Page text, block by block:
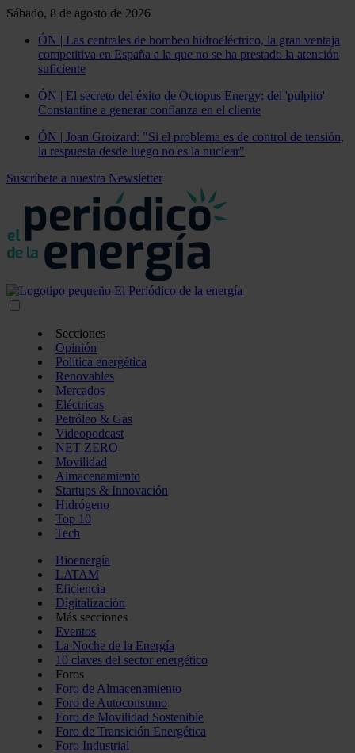
Sábado, 8 de agosto de 2026
ÓN | Las centrales de bombeo hidroeléctrico, la gran ventaja
competitiva en España a la que no se ha prestado la atención
suficiente
ÓN | El secreto del éxito de Octopus Energy: del 'pulpito'
Constantine a generar confianza en el cliente
ÓN | Joan Groizard: "Si el problema es de control de tensión,
la respuesta desde luego no es la nuclear"
Suscríbete a nuestra Newsletter
Secciones
Opinión
Política energética
Renovables
Mercados
Eléctricas
Petróleo & Gas
Videopodcast
NET ZERO
Movilidad
Almacenamiento
Startups & Innovación
Hidrógeno
Top 10
Tech
Bioenergía
LATAM
Eficiencia
Digitalización
Más secciones
Eventos
La Noche de la Energía
10 claves del sector energético
Foros
Foro de Almacenamiento
Foro de Autoconsumo
Foro de Movilidad Sostenible
Foro de Transición Energética
Foro Industrial